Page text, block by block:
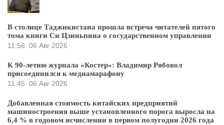
В столице Таджикистана прошла встреча читателей пятого
тома книги Си Цзиньпина о государственном управлении
11:56 06 Авг 2026
К 90-летию журнала «Костер»: Владимир Рябовол
присоединился к медиамарафону
11:45 06 Авг 2026
Добавленная стоимость китайских предприятий
машиностроения выше установленного порога выросла на
6,4 % в годовом исчислении в первом полугодии 2026 года